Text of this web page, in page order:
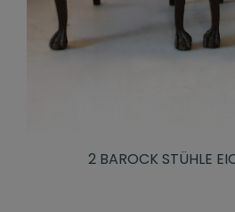
2 BAROCK STÜHLE